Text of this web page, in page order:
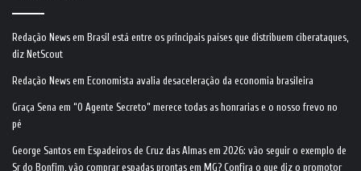
Redação News em Brasil está entre os principais países que distribuem ciberataques,
diz NetScout
Redação News em Economista avalia desaceleração da economia brasileira
Graça Sena em “O Agente Secreto” merece todas as honrarias e o nosso frevo no
pé
George Santos em Espadeiros de Cruz das Almas em 2026: vão seguir o exemplo de
Sr do Bonfim, vão comprar espadas prontas em MG? Confira o que diz o promotor